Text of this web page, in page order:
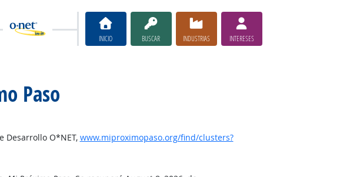
INICIO BUSCAR INDUSTRIAS INTERESES
Paso
Desarrollo O*NET, www.miproximopaso.org/find/clusters?